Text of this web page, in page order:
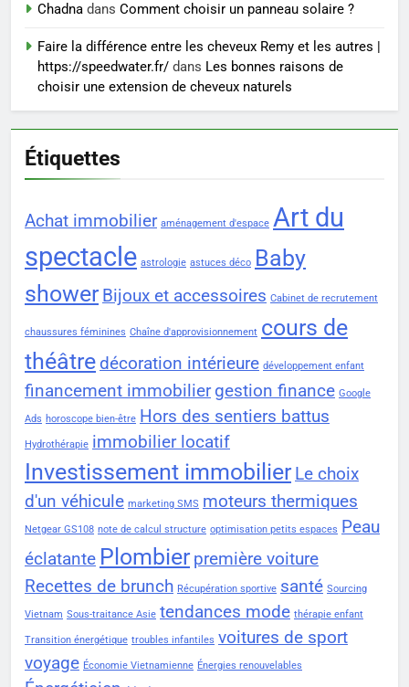
Chadna dans Comment choisir un panneau solaire ?
Faire la différence entre les cheveux Remy et les autres |
https://speedwater.fr/ dans Les bonnes raisons de
choisir une extension de cheveux naturels
Étiquettes
Achat immobilier aménagement d'espace Art du
spectacle astrologie astuces déco Baby
shower Bijoux et accessoires Cabinet de recrutement
chaussures féminines Chaîne d'approvisionnement cours de
théâtre décoration intérieure développement enfant
financement immobilier gestion finance Google
Ads horoscope bien-être Hors des sentiers battus
Hydrothérapie immobilier locatif
Investissement immobilier Le choix
d'un véhicule marketing SMS moteurs thermiques
Netgear GS108 note de calcul structure optimisation petits espaces Peau
éclatante Plombier première voiture
Recettes de brunch Récupération sportive santé Sourcing
Vietnam Sous-traitance Asie tendances mode thérapie enfant
Transition énergétique troubles infantiles voitures de sport
voyage Économie Vietnamienne Énergies renouvelables